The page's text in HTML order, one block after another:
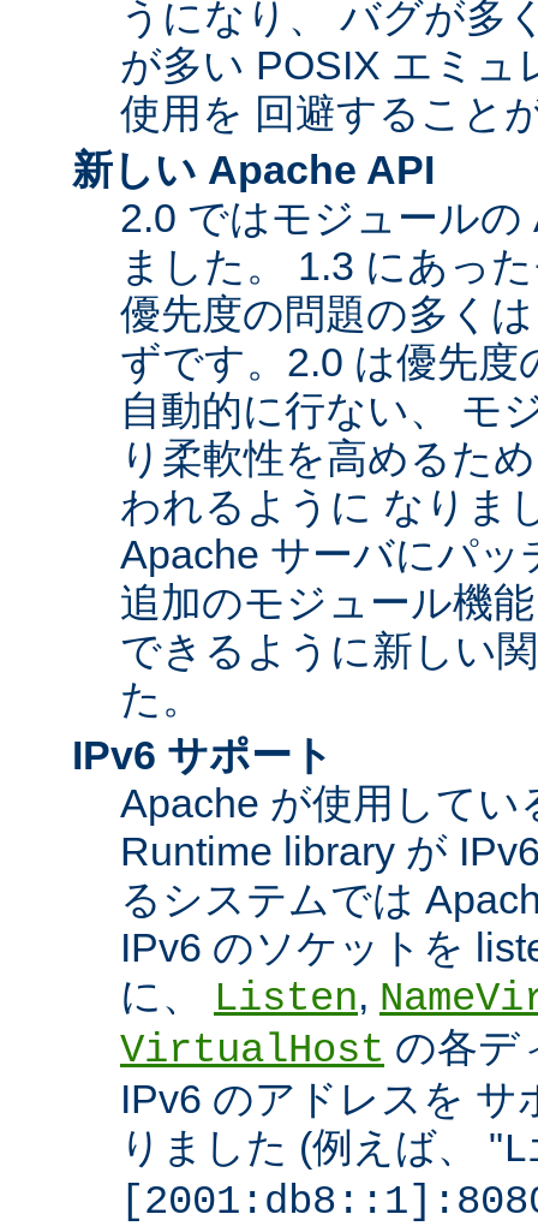
うになり、 バグが多
が多い POSIX エミュ
使用を 回避すること
新しい Apache API
2.0 ではモジュール
ました。 1.3 にあっ
優先度の問題の多く
ずです。2.0 は優先
自動的に行ない、 モ
り柔軟性を高めるた
われるように なりま
Apache サーバにパ
追加のモジュール機
できるように新しい
た。
IPv6 サポート
Apache が使用してい
Runtime library が
るシステムでは
IPv6 のソケットを
に、
Listen,
VirtualHost の各デ
IPv6 のアドレスを
りました (例えば、 "